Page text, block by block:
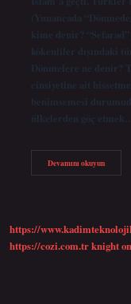
(Yunancada
kime denir?
kökenliler dışındaki
Dönmelere ne denir?
cinsiyetine ait
benimsemesi
ülkelerden göç
Devamını okuyunSabetayist
Kime
https://
https://cozi.com.trknight